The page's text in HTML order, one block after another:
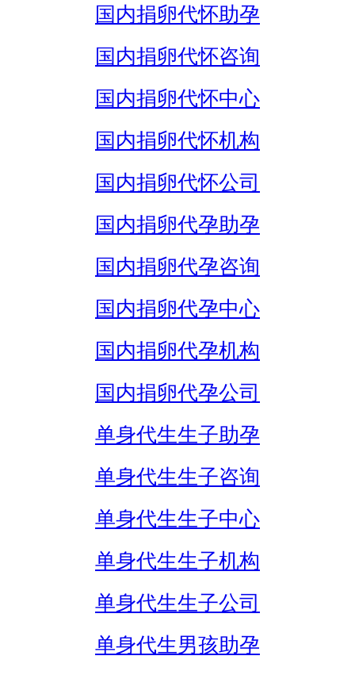
国内捐卵代怀助孕
国内捐卵代怀咨询
国内捐卵代怀中心
国内捐卵代怀机构
国内捐卵代怀公司
国内捐卵代孕助孕
国内捐卵代孕咨询
国内捐卵代孕中心
国内捐卵代孕机构
国内捐卵代孕公司
单身代生生子助孕
单身代生生子咨询
单身代生生子中心
单身代生生子机构
单身代生生子公司
单身代生男孩助孕